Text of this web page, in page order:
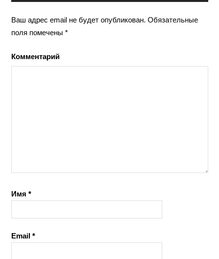
Ваш адрес email не будет опубликован. Обязательные
поля помечены *
Комментарий
Имя *
Email *